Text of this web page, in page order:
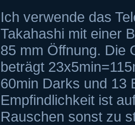
Ich verwende das
Takahashi mit einer
85 mm Öffnung. Die
beträgt
60min Darks und 13
Empfindlichkeit ist
Rauschen sonst zu